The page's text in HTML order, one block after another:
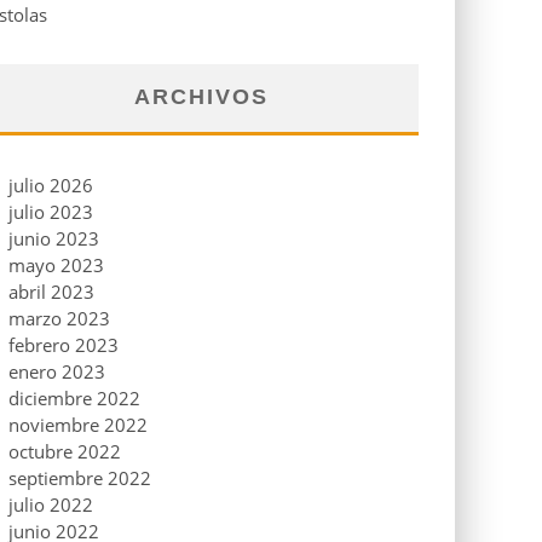
ARCHIVOS
julio 2026
julio 2023
junio 2023
mayo 2023
abril 2023
marzo 2023
febrero 2023
enero 2023
diciembre 2022
noviembre 2022
octubre 2022
septiembre 2022
julio 2022
junio 2022